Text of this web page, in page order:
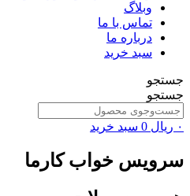
وبلاگ
تماس با ما
درباره ما
سبد خرید
جستجو
جستجو
۰ ریال 0 سبد خرید
سرویس خواب کارما